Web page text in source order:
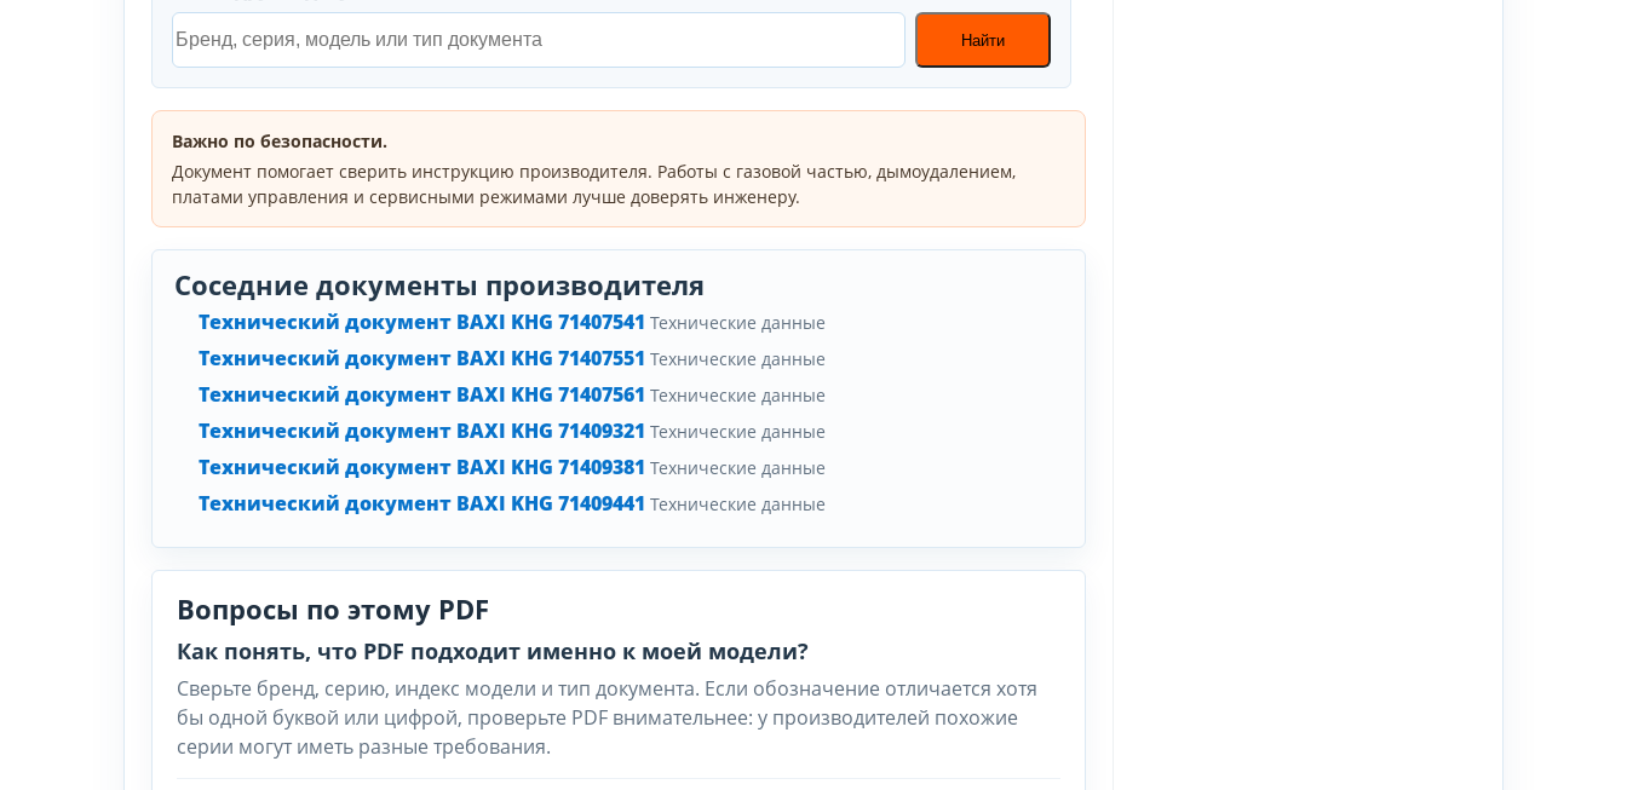
Найти
Важно по безопасности.
Документ помогает сверить инструкцию производителя. Работы с газовой частью, дымоудалением,
платами управления и сервисными режимами лучше доверять инженеру.
Соседние документы производителя
Технический документ BAXI KHG 71407541 Технические данные
Технический документ BAXI KHG 71407551 Технические данные
Технический документ BAXI KHG 71407561 Технические данные
Технический документ BAXI KHG 71409321 Технические данные
Технический документ BAXI KHG 71409381 Технические данные
Технический документ BAXI KHG 71409441 Технические данные
Вопросы по этому PDF
Как понять, что PDF подходит именно к моей модели?
Сверьте бренд, серию, индекс модели и тип документа. Если обозначение отличается хотя
бы одной буквой или цифрой, проверьте PDF внимательнее: у производителей похожие
серии могут иметь разные требования.